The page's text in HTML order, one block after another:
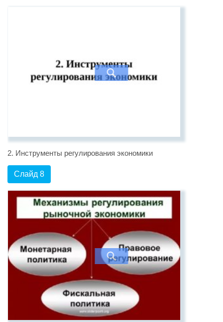
2. Инструменты регулирования экономики
Слайд 8